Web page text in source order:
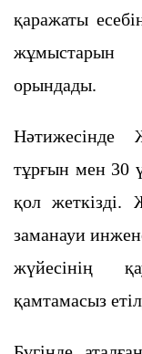
қаражаты
орындады.
Нәтижесінде
тұрғын мен 30
қол жеткізді.
заманауи
жүйесінің
қамтамасыз